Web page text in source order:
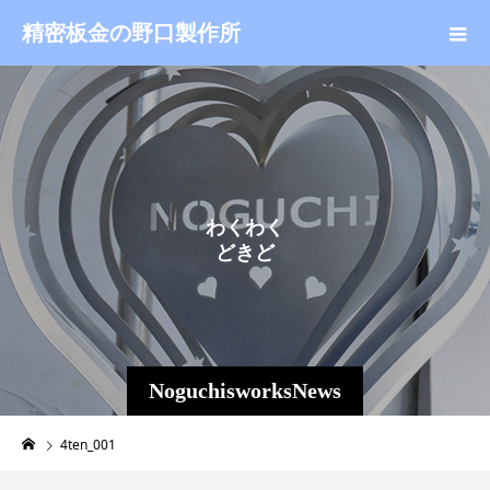
精密板金の野口製作所
NoguchisworksNews
わくわく
どきどき
4ten_001